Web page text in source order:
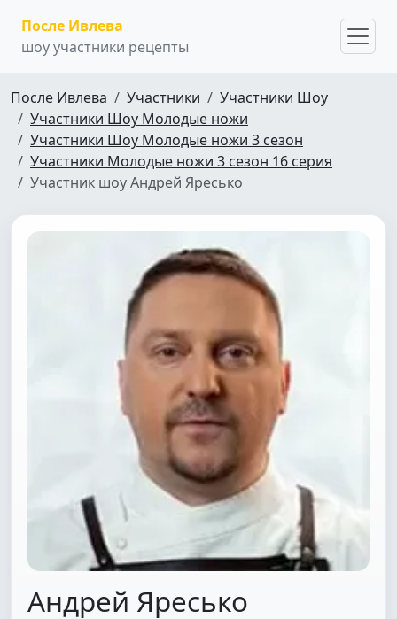
После Ивлева
шоу участники рецепты
После Ивлева Участники
Участники Шоу
Участники Шоу Молодые ножи
Участники Шоу Молодые ножи 3 сезон
Участники Молодые ножи 3 сезон 16 серия
Участник шоу Андрей Яресько
Андрей Яресько